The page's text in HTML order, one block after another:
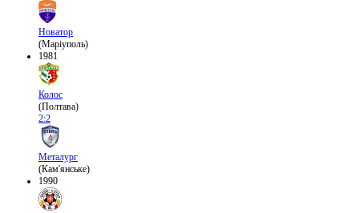
Новатор
(Маріуполь)
1981
Колос
(Полтава)
2:2
Металург
(Кам'янське)
1990